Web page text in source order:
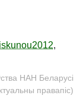
,
НАН Беларусі
правапіс)